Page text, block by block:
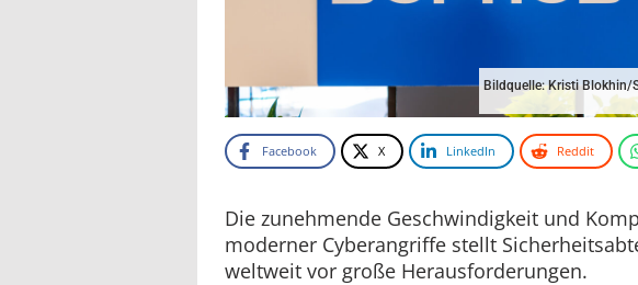
Bildquelle: Kristi Blokhin/
Facebook X LinkedIn Reddit
Die zunehmende Geschwindigkeit und
moderner Cyberangriffe stellt
weltweit vor große Herausforderungen.